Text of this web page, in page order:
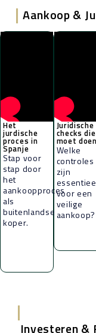
| Aankoop &
Juridische
checks
moet doen
Welke
controles
zijn
voor een
veilige
aankoop?
Het
jurdische
proces in
Spanje
Stap voor
stap door
het
aankoopproces
als
buitenlandse
koper.
|
Investeren &